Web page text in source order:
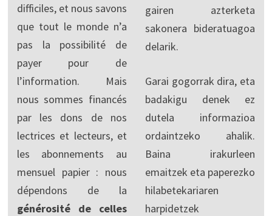
difficiles, et nous savons
que tout le monde n’a
pas la possibilité de
payer pour de
l’information. Mais
nous sommes financés
par les dons de nos
lectrices et lecteurs, et
les abonnements au
mensuel papier : nous
dépendons de la
générosité de celles
gairen azterketa
sakonera bideratuagoa
delarik.
Garai gogorrak dira, eta
badakigu denek ez
dutela informazioa
ordaintzeko ahalik.
Baina irakurleen
emaitzek eta paperezko
hilabetekariaren
harpidetzek